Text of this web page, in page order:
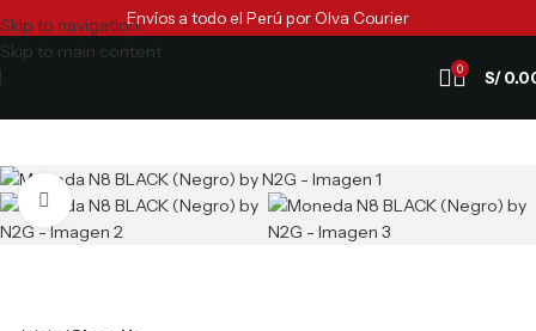
Skip to navigation
Skip to main content
Envíos a todo el Perú por Olva Courier
0 S/
Clic para ampliar